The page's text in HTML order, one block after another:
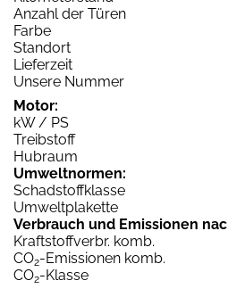
Anzahl der Türen
Farbe
Standort
Lieferzeit
Unsere Nummer
Motor:
kW / PS
Treibstoff
Hubraum
Umweltnormen:
Schadstoffklasse
Umweltplakette
Verbrauch und Emissionen
Kraftstoffverbr. komb.
CO2-Emissionen komb.
CO2-Klasse